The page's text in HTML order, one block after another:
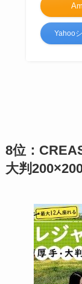
Yahoo
8位：
大判